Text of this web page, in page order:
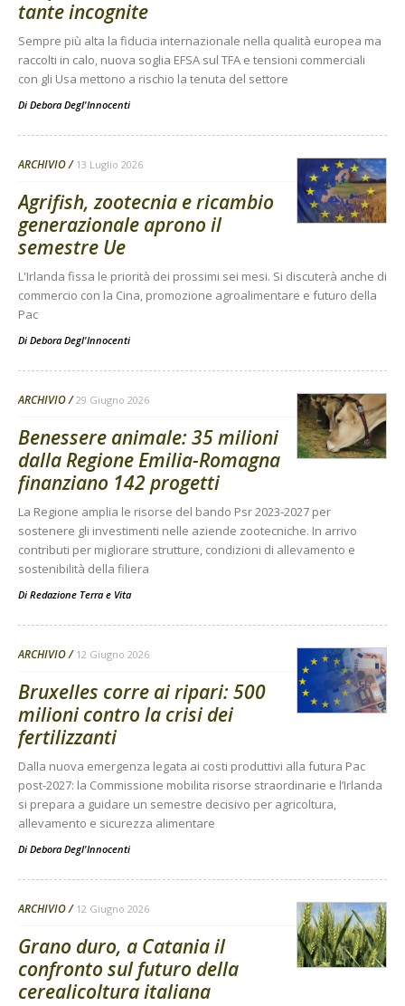
tante incognite
Sempre più alta la fiducia internazionale nella qualità europea ma
raccolti in calo, nuova soglia EFSA sul TFA e tensioni commerciali
con gli Usa mettono a rischio la tenuta del settore
Di Debora Degl'Innocenti
ARCHIVIO 13 Luglio 2026
Agrifish, zootecnia e ricambio
generazionale aprono il
semestre Ue
L'Irlanda fissa le priorità dei prossimi sei mesi. Si discuterà anche di
commercio con la Cina, promozione agroalimentare e futuro della
Pac
Di Debora Degl'Innocenti
ARCHIVIO 29 Giugno 2026
Benessere animale: 35 milioni
dalla Regione Emilia-Romagna
finanziano 142 progetti
La Regione amplia le risorse del bando Psr 2023-2027 per
sostenere gli investimenti nelle aziende zootecniche. In arrivo
contributi per migliorare strutture, condizioni di allevamento e
sostenibilità della filiera
Di Redazione Terra e Vita
ARCHIVIO 12 Giugno 2026
Bruxelles corre ai ripari: 500
milioni contro la crisi dei
fertilizzanti
Dalla nuova emergenza legata ai costi produttivi alla futura Pac
post-2027: la Commissione mobilita risorse straordinarie e l’Irlanda
si prepara a guidare un semestre decisivo per agricoltura,
allevamento e sicurezza alimentare
Di Debora Degl'Innocenti
ARCHIVIO 12 Giugno 2026
Grano duro, a Catania il
confronto sul futuro della
cerealicoltura italiana